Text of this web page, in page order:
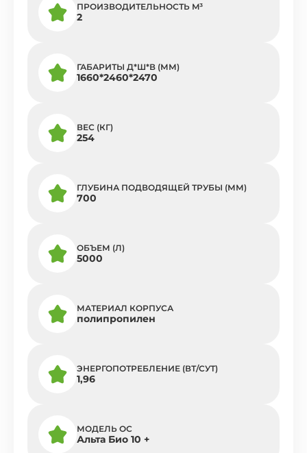
ПРОИЗВОДИТЕЛЬНОСТЬ M³
2
ГАБАРИТЫ Д*Ш*В (ММ)
1660*2460*2470
ВЕС (КГ)
254
ГЛУБИНА ПОДВОДЯЩЕЙ ТРУБЫ (ММ)
700
ОБЪЕМ (Л)
5000
МАТЕРИАЛ КОРПУСА
полипропилен
ЭНЕРГОПОТРЕБЛЕНИЕ (ВТ/СУТ)
1,96
МОДЕЛЬ ОС
Альта Био 10 +